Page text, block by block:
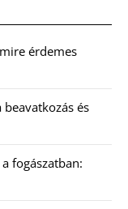
érdemes
és
fogászatban: